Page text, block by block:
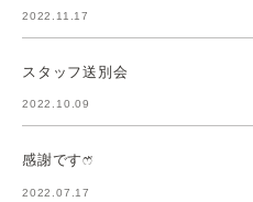
2022.11.17
スタッフ送別会
2022.10.09
感謝ですෆ̈
2022.07.17